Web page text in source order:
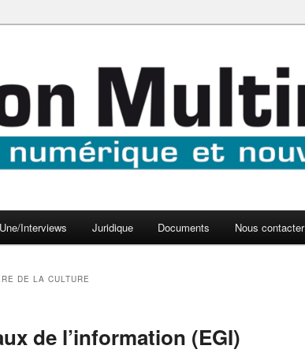
Une/Interviews Juridique Documents Nous contacter
DE LA CULTURE
de l’information (EGI)